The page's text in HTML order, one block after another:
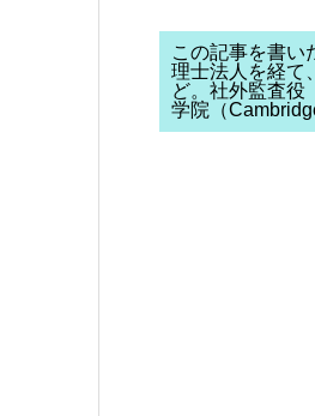
この記事を書い
理士法人を経て
ど。社外監査役
学院（